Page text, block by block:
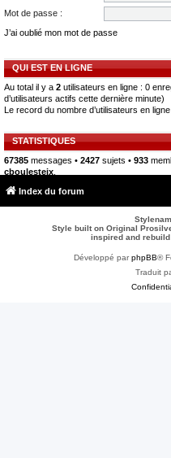
Mot de passe :
J’ai oublié mon mot de passe
QUI EST EN LIGNE
Au total il y a 2 utilisateurs en ligne : 0
d’utilisateurs actifs cette dernière minute)
Le record du nombre d’utilisateurs en
STATISTIQUES
67385 messages • 2427 sujets • 933
cboulesteix
Index du forum
Style built on Original
inspired and
Développé parphpBB®
Traduit